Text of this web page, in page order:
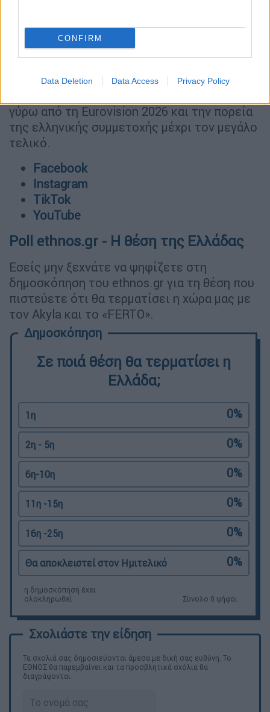
CONFIRM
Data Deletion Data Access Privacy Policy
Ακολουθήστε το ethnos.gr σε όλα τα social
θα συμβαίνουν backstage, αλλά και για να
γύρω από τη Eurovision 2026 και την πορεία
της ελληνικής συμμετοχής μέχρι τον μεγάλο
τελικό.
Facebook
Instagram
TikTok
YouTube
Poll ethnos.gr - Η θέση της Ελλάδας
Εσείς μην ξεχνάτε να ψηφίζετε στη
δημοσκόπηση του ethnos.gr για τη θέση που
πιστεύετε ότι θα τερματίσει η χώρα μας με
τον Akyla και το «FERTO».
Σε ποιά θέση θα τερματίσει η
Ελλάδα;
1η 0%
2η - 5η 0%
6η-10η 0%
11η -15η 0%
16η -25η 0%
Θα αποκλειστεί στον Ημιτελικό 0%
η δημοσκόπηση έχει
ολοκληρωθεί
Σύνολο 0 ψήφοι
Τα σχολιά σας δημοσιεύονται άμεσα με δική σας ευθύνη. Το
ΕΘΝΟΣ θα παρεμβαίνει και τα προσβλητικά σχόλια θα
διαγράφονται